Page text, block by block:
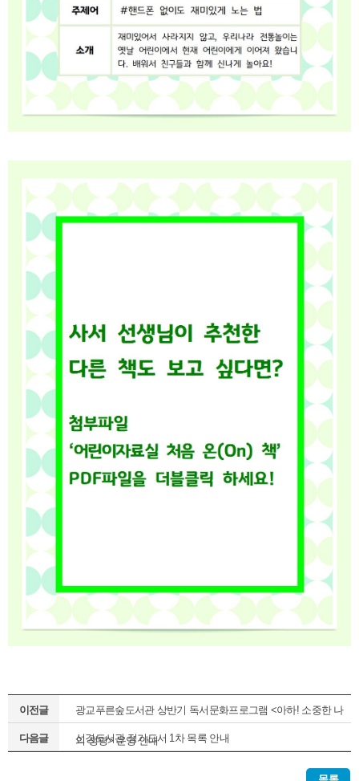
이전글 광교푸른숲도서관 상반기 독서문화프로그램 <아하! 소중한 나
의 생명> 운영 안내
다음글 선경도서관 정기도서 1차 목록 안내